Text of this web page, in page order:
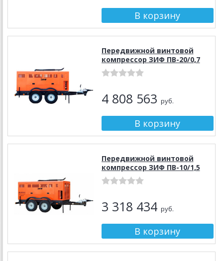
Передвижной винтовой
компрессор ЗИФ ПВ-20/0,7
4 808 563 руб.
Передвижной винтовой
компрессор ЗИФ ПВ-10/1,5
3 318 434 руб.